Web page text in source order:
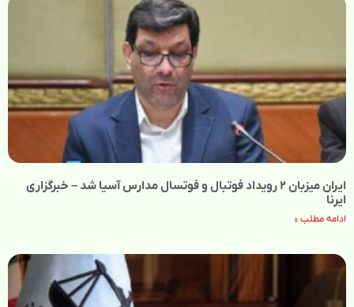
ایران میزبان ۲ رویداد فوتبال و فوتسال مدارس آسیا شد – خبرگزاری
ایرنا
ادامه مطلب »